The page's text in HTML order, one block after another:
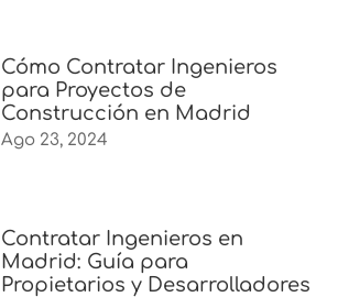
Cómo Contratar Ingenieros
para Proyectos de
Construcción en Madrid
Ago 23, 2024
Contratar Ingenieros en
Madrid: Guía para
Propietarios y Desarrolladores